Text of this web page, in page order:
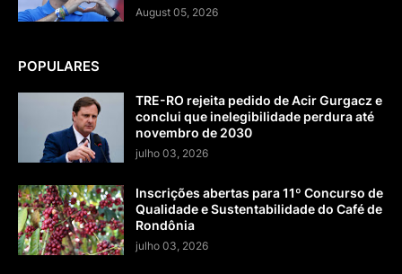
August 05, 2026
POPULARES
TRE-RO rejeita pedido de Acir Gurgacz e
conclui que inelegibilidade perdura até
novembro de 2030
julho 03, 2026
Inscrições abertas para 11º Concurso de
Qualidade e Sustentabilidade do Café de
Rondônia
julho 03, 2026